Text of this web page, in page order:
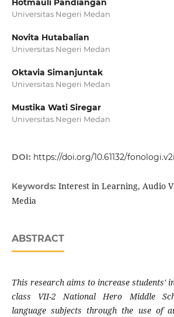
Hotmauli Pandiangan
Universitas Negeri Medan
Novita Hutabalian
Universitas Negeri Medan
Oktavia Simanjuntak
Universitas Negeri Medan
Mustika Wati Siregar
Universitas Negeri Medan
DOI: https://doi.org/10.61132/
Keywords: Interest in Learning, Audio
Media
ABSTRACT
This research aims to increase students'
class VII-2 National Hero Middle
language subjects through the use of